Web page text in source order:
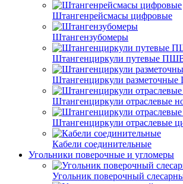
Штангенрейсмасы цифровые
Штангензубомеры
Штангенциркули путевые
Штангенциркули
Штангенциркули отраслевые
Штангенциркули
Кабели соединительные
Угольники поверочные и угломеры
Угольник поверочный